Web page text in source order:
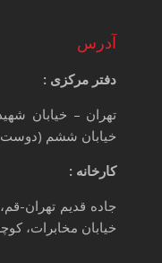
آدرس
دفتر مرکزی :
تهران – خیابان
خیابان ششم (دوست محمدی)
کارخانه :
جاده قدیم تهران-
خیابان مخابرات،